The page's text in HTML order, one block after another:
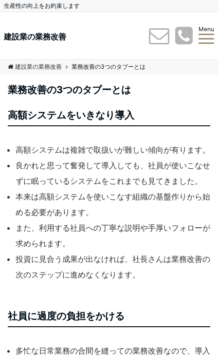
生産性の向上をお約束します
建設業の業務改善
Menu
建設業の業務改善 業務改善の3つのタブーとは
業務改善の3つのタブーとは
高額システムをいきなり導入
高額システムは複雑で取扱いが難しい傾向が有ります。
良かれと思って奮発して導入しても、社員が使いこなせ
ずに眠っているシステムをこれまでも見てきました。
本来は高額システムを使いこなす組織の基盤作りから始
める必要があります。
また、利用する社員への丁寧な説明や手厚いフォローが
求められます。
投資に見合う成果が出なければ、社長さんは業務改善の
次のステップに進めなくなります。
社員に過度の負担をかける
多忙な日常業務の合間を縫っての業務改善なので、導入